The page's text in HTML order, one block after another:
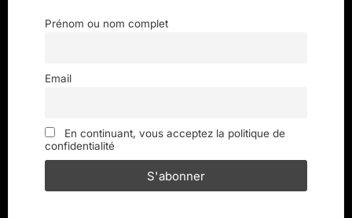
Prénom ou nom complet
Email
En continuant, vous acceptez la politique de
confidentialité